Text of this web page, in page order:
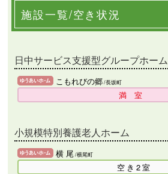
施設一覧/空き状況
日中サービス支援型グループホーム
こもれびの郷 /長坂町
満室
小規模特別養護老人ホーム
横 尾 /横尾町
空き2室